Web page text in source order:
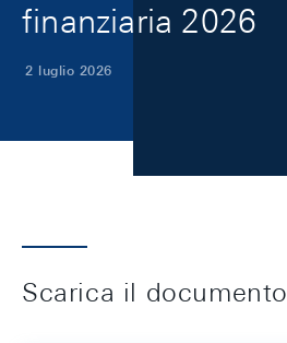
finanziaria 2026
2 luglio 2026
Scarica il documento